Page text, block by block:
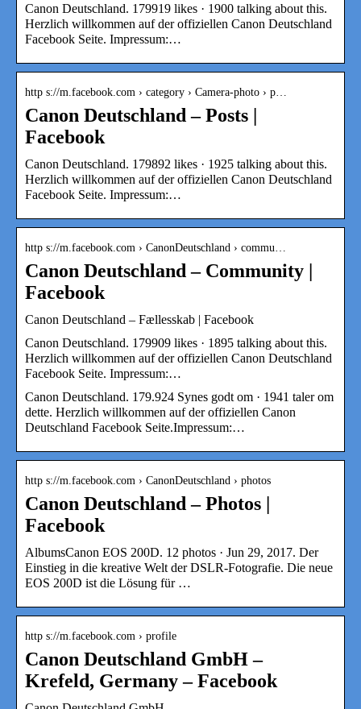
Canon Deutschland. 179919 likes · 1900 talking about this.
Herzlich willkommen auf der offiziellen Canon Deutschland
Facebook Seite. Impressum:…
http s://m.facebook.com › category › Camera-photo › p…
Canon Deutschland – Posts |
Facebook
Canon Deutschland. 179892 likes · 1925 talking about this.
Herzlich willkommen auf der offiziellen Canon Deutschland
Facebook Seite. Impressum:…
http s://m.facebook.com › CanonDeutschland › commu…
Canon Deutschland – Community |
Facebook
Canon Deutschland – Fællesskab | Facebook
Canon Deutschland. 179909 likes · 1895 talking about this.
Herzlich willkommen auf der offiziellen Canon Deutschland
Facebook Seite. Impressum:…
Canon Deutschland. 179.924 Synes godt om · 1941 taler om
dette. Herzlich willkommen auf der offiziellen Canon
Deutschland Facebook Seite.Impressum:…
http s://m.facebook.com › CanonDeutschland › photos
Canon Deutschland – Photos |
Facebook
AlbumsCanon EOS 200D. 12 photos · Jun 29, 2017. Der
Einstieg in die kreative Welt der DSLR-Fotografie. Die neue
EOS 200D ist die Lösung für …
http s://m.facebook.com › profile
Canon Deutschland GmbH –
Krefeld, Germany – Facebook